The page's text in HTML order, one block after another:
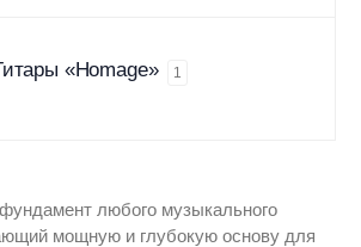
«Homage» 1
любого музыкального
мощную и глубокую основу для